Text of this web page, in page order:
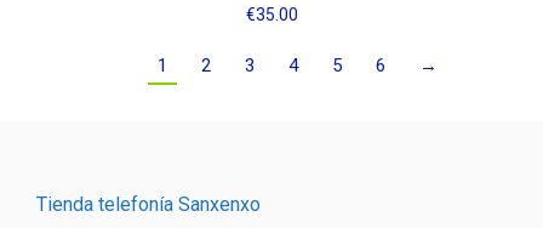
€35.00
1 2 3 4 5 6 →
Tienda telefonía Sanxenxo